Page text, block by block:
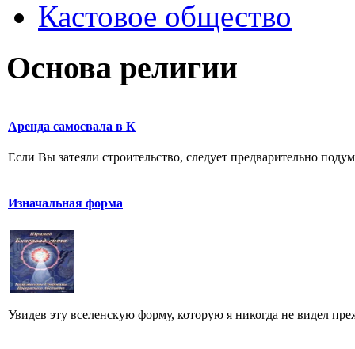
Кастовое общество
Основа религии
Аренда самосвала в К
Если Вы затеяли строительство, следует предварительно
Изначальная форма
Увидев эту вселенскую форму, которую я никогда не видел